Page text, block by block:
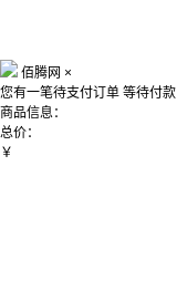
佰腾网 ×
您有一笔待支付订单 等待付款
商品信息：
总价：
￥